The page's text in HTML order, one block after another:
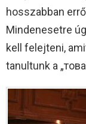
hosszabban
Mindenesetre
kell felejteni,
tanultunk a